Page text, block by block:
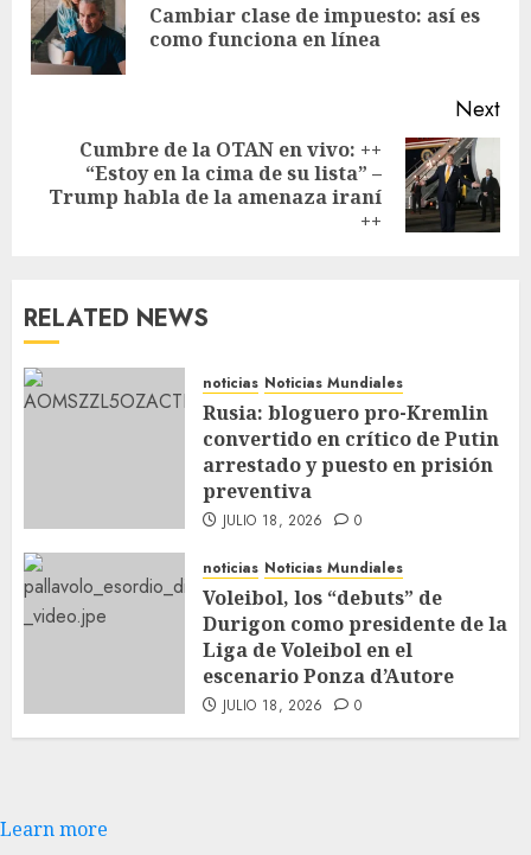
Cambiar clase de impuesto: así es
como funciona en línea
Next
Cumbre de la OTAN en vivo: ++
“Estoy en la cima de su lista” –
Trump habla de la amenaza iraní
++
RELATED NEWS
noticias Noticias Mundiales
Rusia: bloguero pro-Kremlin
convertido en crítico de Putin
arrestado y puesto en prisión
preventiva
JULIO 18, 2026 0
noticias Noticias Mundiales
Voleibol, los “debuts” de
Durigon como presidente de la
Liga de Voleibol en el
escenario Ponza d’Autore
JULIO 18, 2026 0
Learn more